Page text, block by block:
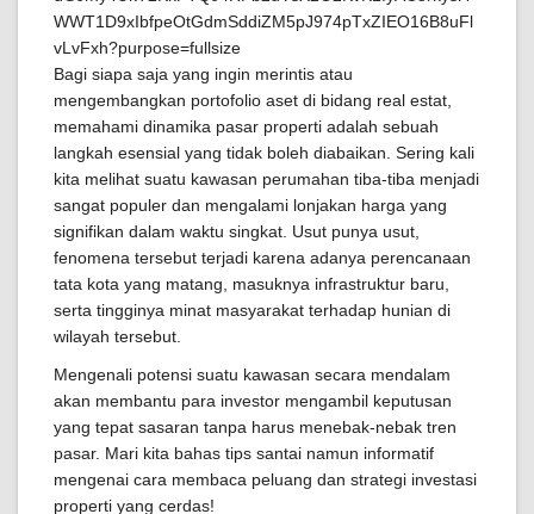
Bagi siapa saja yang ingin merintis atau
mengembangkan portofolio aset di bidang real estat,
memahami dinamika pasar properti adalah sebuah
langkah esensial yang tidak boleh diabaikan. Sering kali
kita melihat suatu kawasan perumahan tiba-tiba menjadi
sangat populer dan mengalami lonjakan harga yang
signifikan dalam waktu singkat. Usut punya usut,
fenomena tersebut terjadi karena adanya perencanaan
tata kota yang matang, masuknya infrastruktur baru,
serta tingginya minat masyarakat terhadap hunian di
wilayah tersebut.
Mengenali potensi suatu kawasan secara mendalam
akan membantu para investor mengambil keputusan
yang tepat sasaran tanpa harus menebak-nebak tren
pasar. Mari kita bahas tips santai namun informatif
mengenai cara membaca peluang dan strategi investasi
properti yang cerdas!